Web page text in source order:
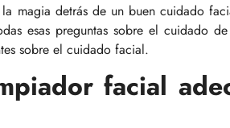
magia detrás de un buen cuidado
esas preguntas sobre el cuidado
sobre el cuidado facial.
facial